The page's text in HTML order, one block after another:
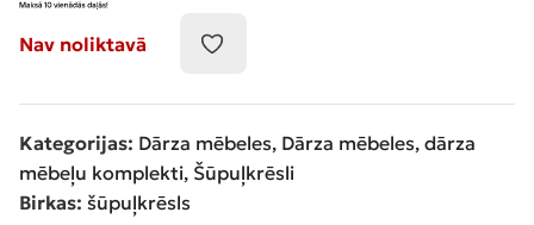
Nav noliktavā
Kategorijas: Dārza mēbeles, Dārza mēbeles, dārza
mēbeļu komplekti, Šūpuļkrēsli
Birkas: šūpuļkrēsls